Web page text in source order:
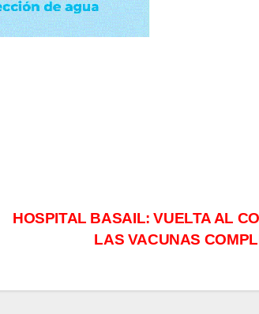
HOSPITAL BASAIL: VUELTA AL
LAS VACUNAS